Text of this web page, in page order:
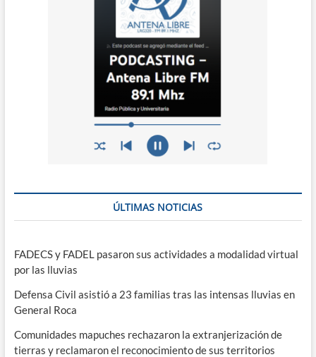
ÚLTIMAS NOTICIAS
FADECS y FADEL pasaron sus actividades a modalidad virtual
por las lluvias
Defensa Civil asistió a 23 familias tras las intensas lluvias en
General Roca
Comunidades mapuches rechazaron la extranjerización de
tierras y reclamaron el reconocimiento de sus territorios